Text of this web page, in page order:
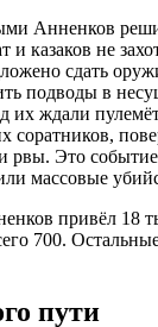
Анненков
и казаков не
сдать
подводы в
их ждали
соратников,
рвы. Это
массовые
привёл 18
700.
пути